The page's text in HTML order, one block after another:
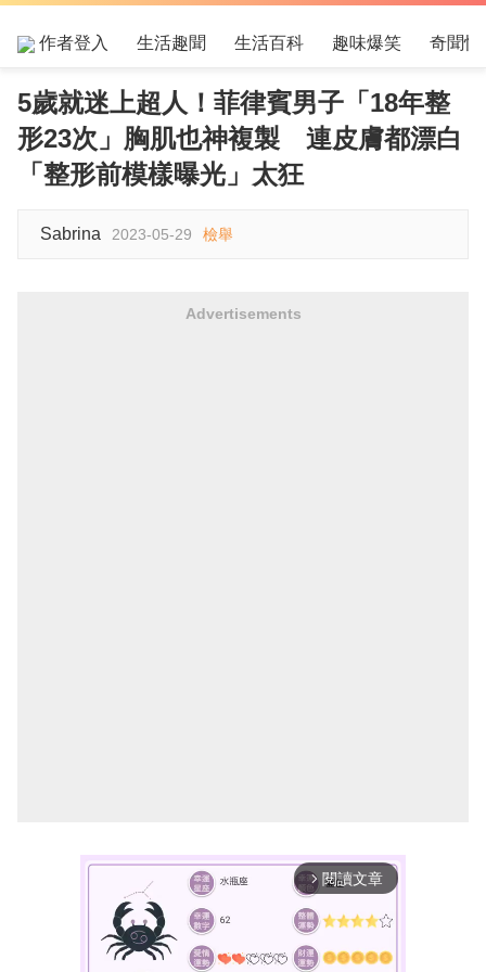
作者登入 生活趣聞 生活百科 趣味爆笑 奇聞怪
5歲就迷上超人！菲律賓男子「18年整
形23次」胸肌也神複製 連皮膚都漂白
「整形前模樣曝光」太狂
Sabrina 2023-05-29 檢舉
Advertisements
arrow_forward_ios 閱讀文章